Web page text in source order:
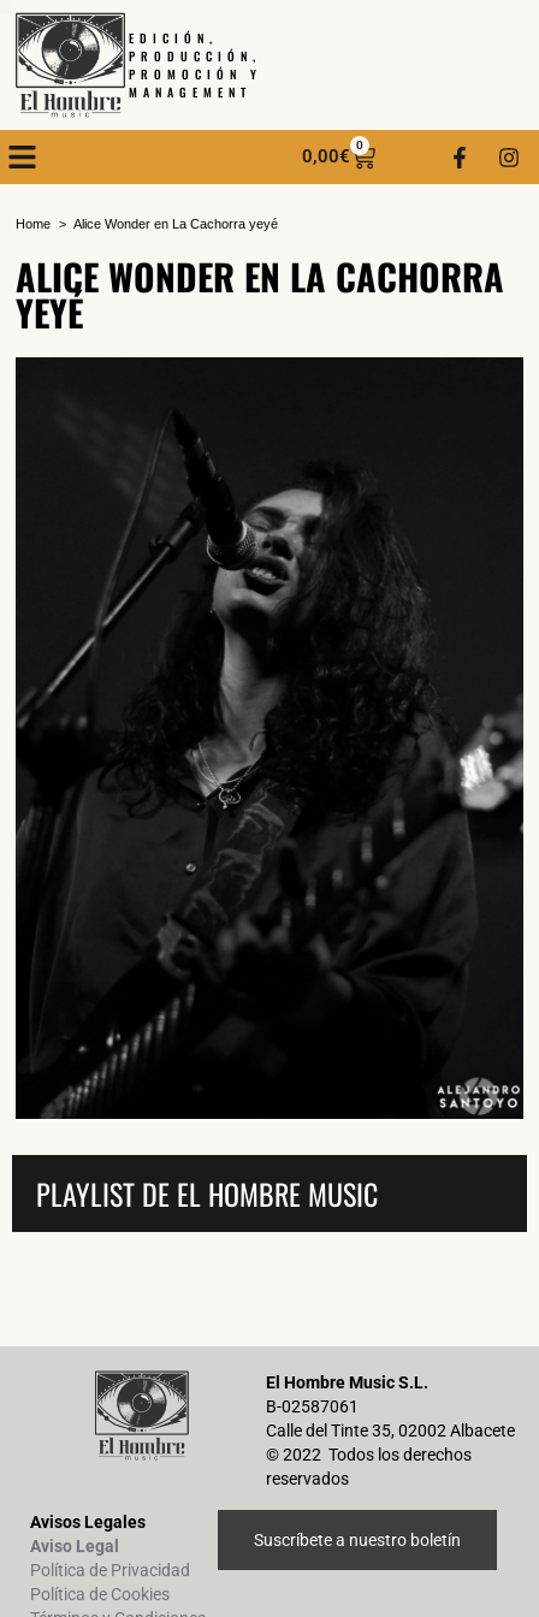
EDICIÓN,
PRODUCCIÓN,
PROMOCIÓN Y
MANAGEMENT
0,00€
0
Home Alice Wonder en La Cachorra yeyé
ALICE WONDER EN LA CACHORRA
YEYÉ
PLAYLIST DE EL HOMBRE MUSIC
El Hombre Music S.L.
B-02587061
Calle del Tinte 35, 02002 Albacete
© 2022 Todos los derechos
reservados
Avisos Legales
Aviso Legal
Política de Privacidad
Política de Cookies
Suscríbete a nuestro boletín
SUSCRÍBETE A NUESTRO BOLETÍN
He leído y acepto la Política de Privacidady la Nota Legal
DARME DE ALTA